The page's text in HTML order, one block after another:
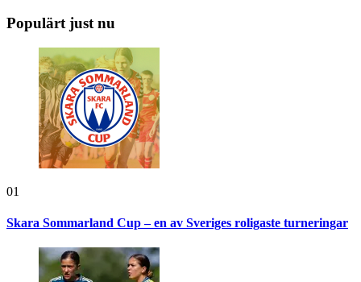
Populärt just nu
01
Skara Sommarland Cup – en av Sveriges roligaste turneringar